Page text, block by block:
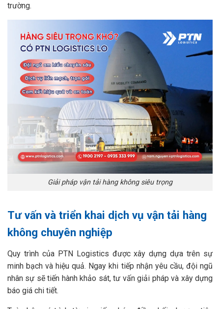
trường.
Giải pháp vận tải hàng không siêu trọng
Tư vấn và triển khai dịch vụ vận tải hàng
không chuyên nghiệp
Quy trình của PTN Logistics được xây dựng dựa trên sự
minh bạch và hiệu quả. Ngay khi tiếp nhận yêu cầu, đội ngũ
nhân sự sẽ tiến hành khảo sát, tư vấn giải pháp và xây dựng
báo giá chi tiết.